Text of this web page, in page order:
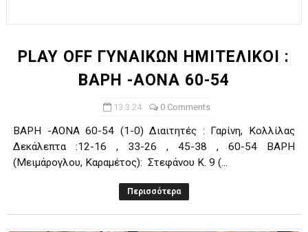
Ο δρόμος για τον 29ο τελικό κυπέλλου ανδρών ΕΣΚΑΝΑ
U21: Τεράστια πρόκριση για τον Πανελευσινιακό στον
Γ΄ανδρών play offs : "Σκληρό" καρύδι η Φιλία Περάματος
Play off B εφήβων Β φάση Στο f4 ΑΕ Ρέντη, Πέρα , Ερμής
PLAY OFF ΓΥΝΑΙΚΩΝ ΗΜΙΤΕΛΙΚΟΙ :
ΒΑΡΗ -ΑΟΝΑ 60-54
13.3.24 0 Comments
ΒΑΡΗ -ΑΟΝΑ 60-54 (1-0) Διαιτητές : Γαρίνη, Κολλίλας
Δεκάλεπτα :12-16 , 33-26 , 45-38 , 60-54 ΒΑΡΗ
(Μειμάρογλου, Καραμέτος): Στεφάνου Κ. 9 (...
Περισσότερα